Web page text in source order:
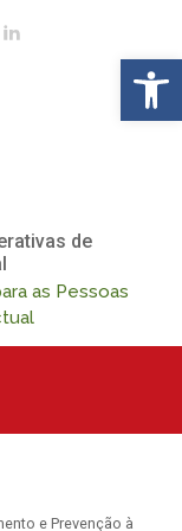
de
as Pessoas
e Prevenção à